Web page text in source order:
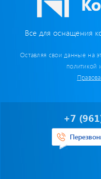
Пломбировочные
Провод,Жгуты
Изоляционные
Перчатки /
Все для оснащения
Оставляя свои данные на
политикой
+7